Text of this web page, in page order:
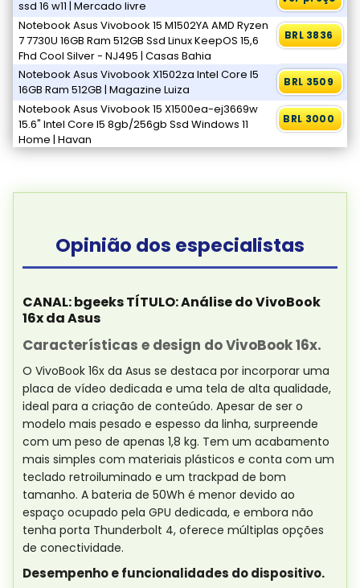
ssd 16 w11 | Mercado livre
Notebook Asus Vivobook 15 M1502YA AMD Ryzen
7 7730U 16GB Ram 512GB Ssd Linux KeepOS 15,6
Fhd Cool Silver - NJ495 | Casas Bahia
BRL 3836
Notebook Asus Vivobook X1502za Intel Core I5
16GB Ram 512GB | Magazine Luiza
BRL 3509
Notebook Asus Vivobook 15 X1500ea-ej3669w
15.6" Intel Core I5 8gb/256gb Ssd Windows 11
Home | Havan
BRL 3000
Opinião dos especialistas
CANAL: bgeeks TÍTULO: Análise do VivoBook
16x da Asus
Características e design do VivoBook 16x.
O VivoBook 16x da Asus se destaca por incorporar uma
placa de vídeo dedicada e uma tela de alta qualidade,
ideal para a criação de conteúdo. Apesar de ser o
modelo mais pesado e espesso da linha, surpreende
com um peso de apenas 1,8 kg. Tem um acabamento
mais simples com materiais plásticos e conta com um
teclado retroiluminado e um trackpad de bom
tamanho. A bateria de 50Wh é menor devido ao
espaço ocupado pela GPU dedicada, e embora não
tenha porta Thunderbolt 4, oferece múltiplas opções
de conectividade.
Desempenho e funcionalidades do dispositivo.